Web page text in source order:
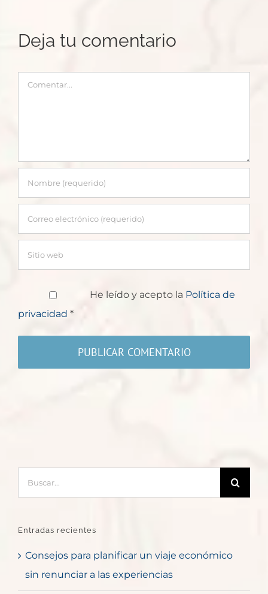
Deja tu comentario
Comentar
He leído y acepto la Política de
privacidad *
Entradas recientes
Consejos para planificar un viaje económico
sin renunciar a las experiencias